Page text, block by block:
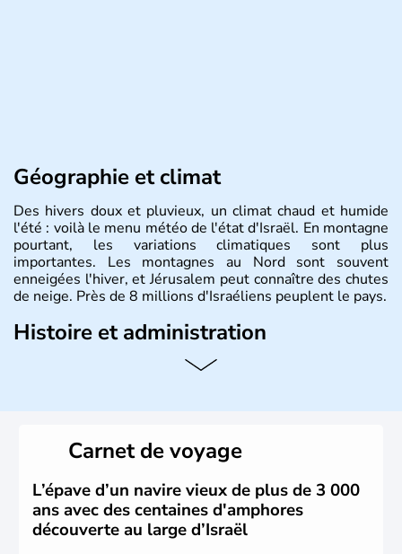
Géographie et climat
Des hivers doux et pluvieux, un climat chaud et humide
l'été : voilà le menu météo de l'état d'Israël. En montagne
pourtant, les variations climatiques sont plus
importantes. Les montagnes au Nord sont souvent
enneigées l'hiver, et Jérusalem peut connaître des chutes
de neige. Près de 8 millions d'Israéliens peuplent le pays.
Histoire et administration
L'Israël est un état de la partie est de la Méditerranée,
vrai essor économique dans le domaine des nouvelles
Carnet de voyage
L’épave d’un navire vieux de plus de 3 000
ans avec des centaines d'amphores
découverte au large d’Israël